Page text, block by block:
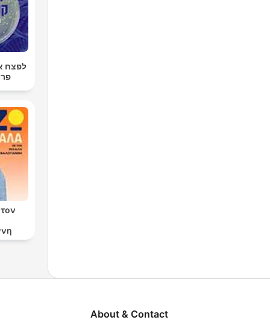
לפצח
About & Contact